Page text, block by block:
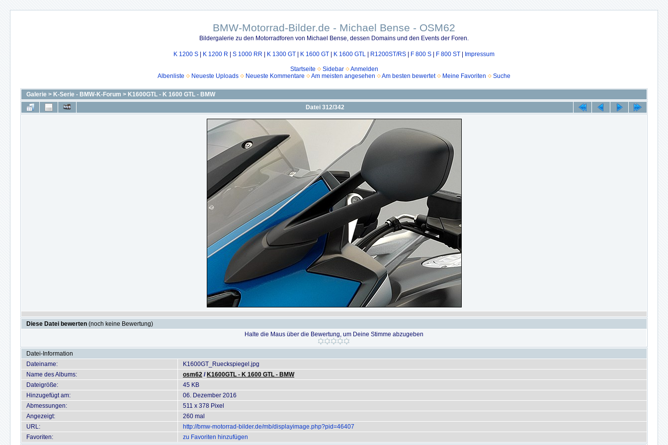
BMW-Motorrad-Bilder.de - Michael Bense - OSM62
Bildergalerie zu den Motorradforen von Michael Bense, dessen Domains und den Events der Foren.
K 1200 S K 1200 R S 1000 RR K 1300 GT K 1600 GT K 1600 GTL R1200ST/RS F 800 S F 800 ST Impressum
Startseite Sidebar
Anmelden
Albenliste
Neueste Uploads Neueste Kommentare Am meisten angesehen Am besten bewertet Meine Favoriten Suche
Galerie > K-Serie - BMW-K-Forum > K1600GTL - K 1600 GTL - BMW
Datei 312/342
Diese Datei bewerten (noch keine Bewertung)
Halte die Maus über die Bewertung, um Deine Stimme abzugeben
Datei-Information
Dateiname:
K1600GT_Rueckspiegel.jpg
Name des Albums:
osm62 / K1600GTL - K 1600 GTL - BMW
Dateigröße:
45 KB
Hinzugefügt am:
06. Dezember 2016
Abmessungen:
511 x 378 Pixel
Angezeigt:
260 mal
URL:
http://bmw-motorrad-bilder.de/mb/displayimage.php?pid=46407
Favoriten:
zu Favoriten hinzufügen